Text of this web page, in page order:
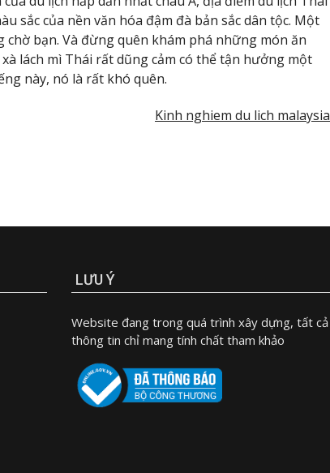
sắc của nền văn hóa đậm đà bản sắc dân tộc. Một
bạn. Và đừng quên khám phá những món ăn
lách mì Thái rất dũng cảm có thể tận hưởng một
này, nó là rất khó quên.
Kinh nghiem du lich malaysia
LƯU Ý
Website đang trong quá trình xây dựng, tất cả
thông tin chỉ mang tính chất tham khảo